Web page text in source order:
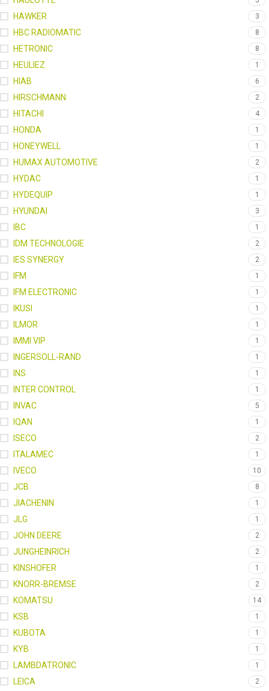
HAWKER 3
HBC RADIOMATIC 8
HETRONIC 8
HEULIEZ 1
HIAB 6
HIRSCHMANN 2
HITACHI 4
HONDA 1
HONEYWELL 1
HUMAX AUTOMOTIVE 2
HYDAC 1
HYDEQUIP 1
HYUNDAI 3
IBC 1
IDM TECHNOLOGIE 2
IES SYNERGY 2
IFM 1
IFM ELECTRONIC 1
IKUSI 1
ILMOR 1
IMMI VIP 1
INGERSOLL-RAND 1
INS 1
INTER CONTROL 1
INVAC 5
IQAN 1
ISECO 2
ITALAMEC 1
IVECO 10
JCB 8
JIACHENIN 1
JLG 1
JOHN DEERE 2
JUNGHEINRICH 2
KINSHOFER 1
KNORR-BREMSE 2
KOMATSU 14
KSB 1
KUBOTA 1
KYB 1
LAMBDATRONIC 1
LEICA 2